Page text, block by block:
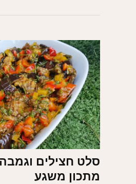
סלט חצילים
מתכון משגע